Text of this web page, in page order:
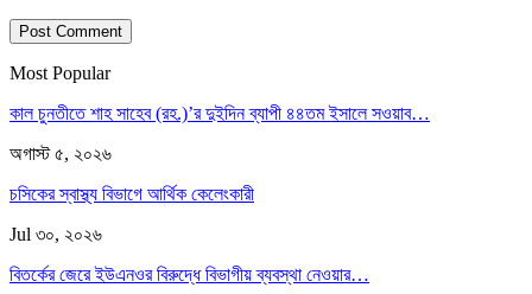
Most Popular
কাল চুনতীতে শাহ সাহেব (রহ.)’র দুইদিন ব্যাপী ৪৪তম ইসালে সওয়াব…
অগাস্ট ৫, ২০২৬
চসিকের স্বাস্থ্য বিভাগে আর্থিক কেলেংকারী
Jul ৩০, ২০২৬
বিতর্কের জেরে ইউএনওর বিরুদ্ধে বিভাগীয় ব্যবস্থা নেওয়ার…